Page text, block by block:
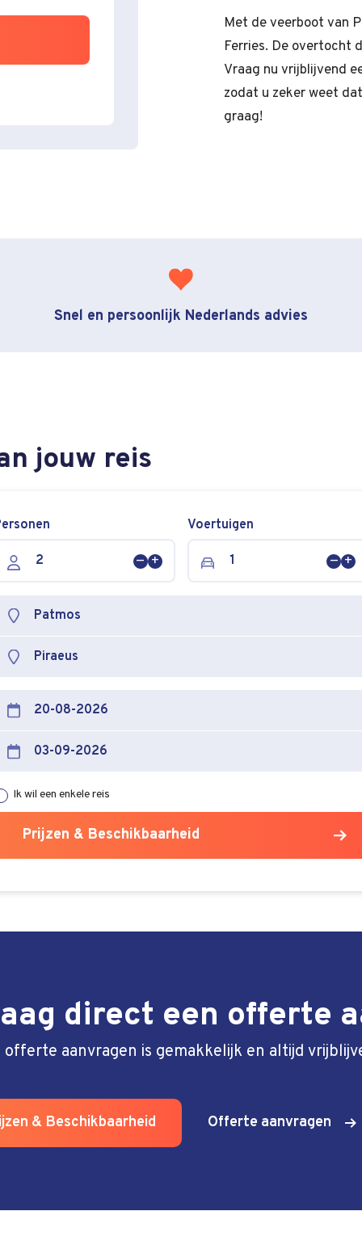
Met de veerboot van
Ferries. De overtocht
Vraag nu vrijblijvend
zodat u zeker weet
graag!
Snel en persoonlijk Nederlands advies
jouw reis
Voertuigen
Ik wil een enkele reis
Prijzen & Beschikbaarheid
direct een offerte
offerte aanvragen is gemakkelijk en altijd
& Beschikbaarheid Offerte aanvragen